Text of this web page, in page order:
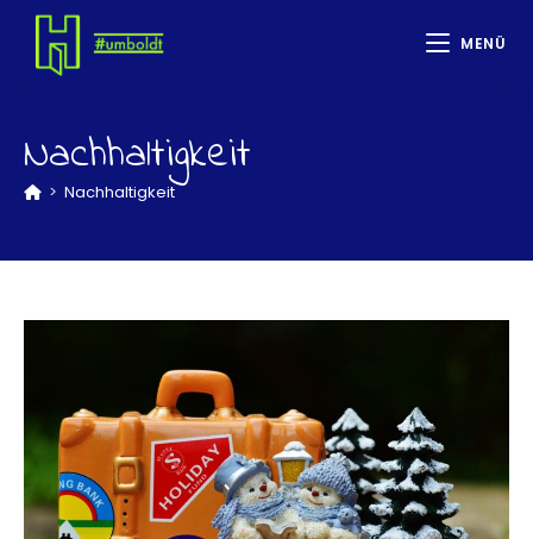
MENÜ
Nachhaltigkeit
> Nachhaltigkeit